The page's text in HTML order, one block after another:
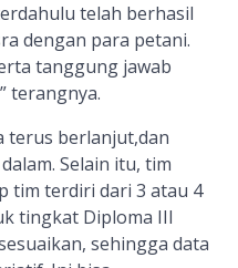
telah berhasil
dengan para petani.
tanggung jawab
terangnya.
terus berlanjut,dan
Selain itu, tim
tim terdiri dari 3 atau 4
tingkat Diploma III
sehingga data